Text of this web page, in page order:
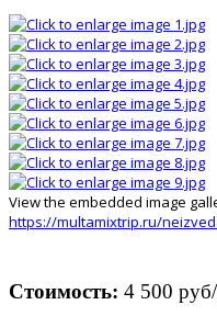
View the embedded image
https://multamixtrip.ru/
Стоимость: 4 500